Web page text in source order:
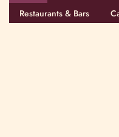
Restaurants & Bars